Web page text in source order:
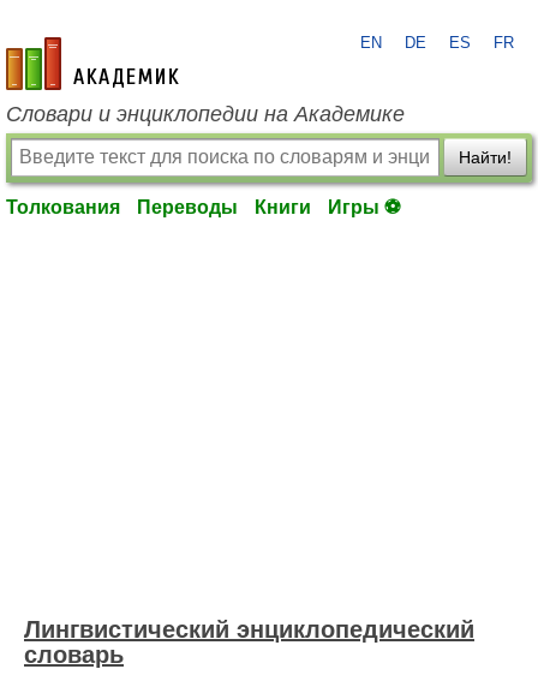
academic.ru
EN DE ES FR
Словари и энциклопедии на Академике
Найти!
Толкования Переводы Книги Игры ⚽
Лингвистический энциклопедический
словарь